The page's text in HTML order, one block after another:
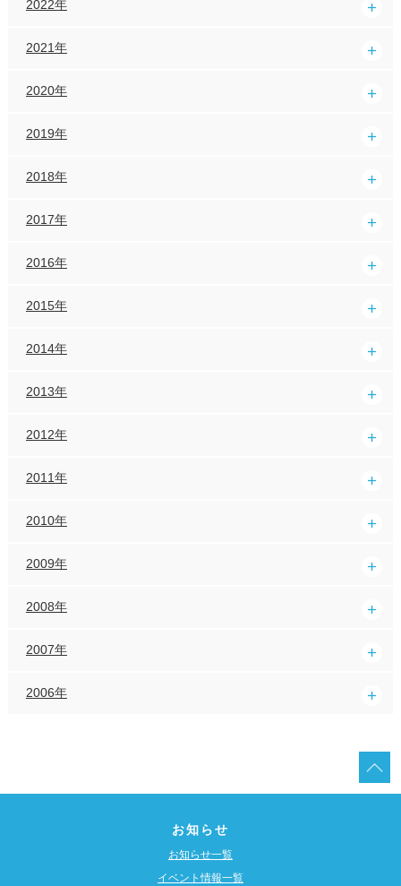
2022年
2021年
2020年
2019年
2018年
2017年
2016年
2015年
2014年
2013年
2012年
2011年
2010年
2009年
2008年
2007年
2006年
お知らせ
お知らせ一覧
イベント情報一覧